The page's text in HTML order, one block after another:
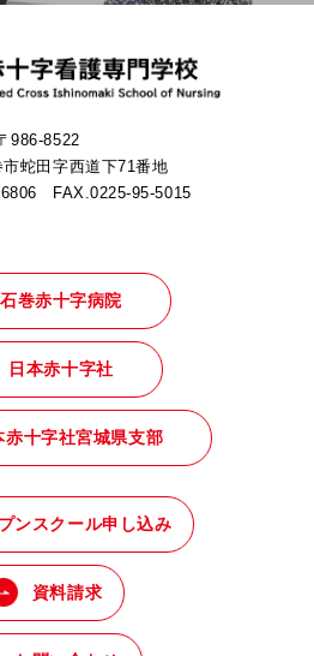
ンスクール申し込み
資料請求
石巻赤十字病院
日本赤十字社
赤十字社宮城県支部
986-8522
蛇田字西道下71番地
FAX.0225-95-5015